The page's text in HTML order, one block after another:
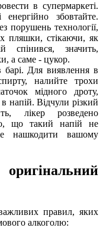
в супермаркеті.
збовтайте.
порушень технології,
пляшки, стікаючи, як
значить,
а саме - цукор.
Для виявлення в
налийте трохи
мідного дроту,
напій. Відчули різкий
лікер розведено
що такий напій не
нашкодити вашому
правил, яких
алкоголю: